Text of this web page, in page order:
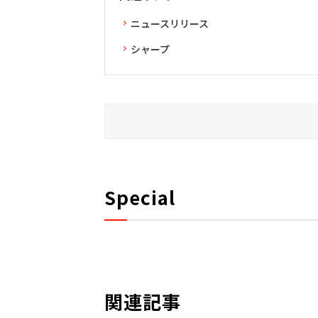
ニュースリリース
シャープ
Special
関連記事